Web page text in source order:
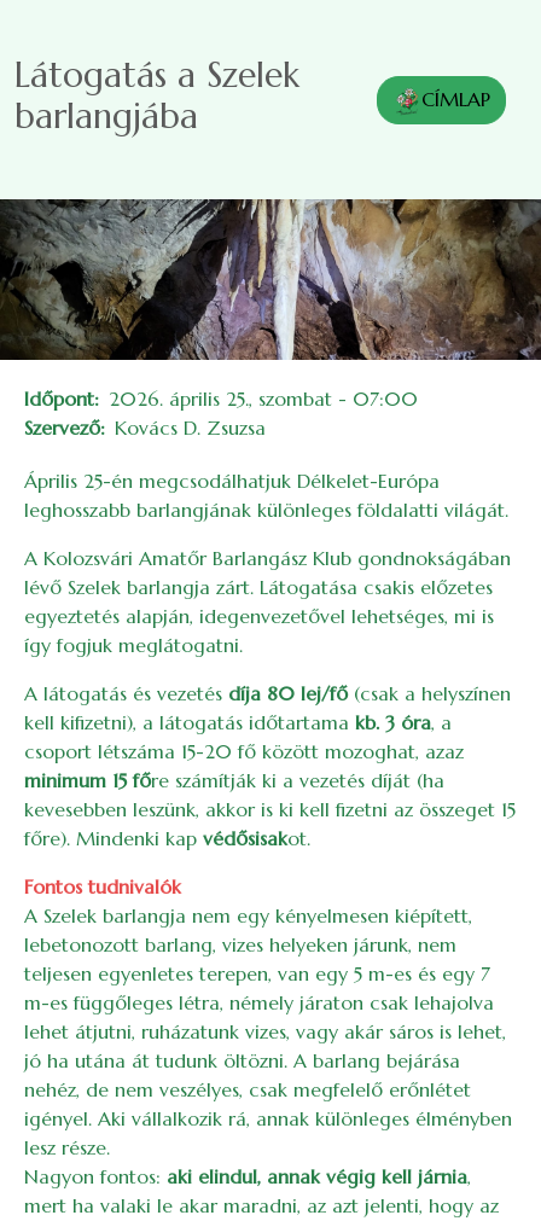
Látogatás a Szelek
barlangjába
CÍMLAP
Időpont
2026. április 25., szombat - 07:00
Szervező
Kovács D. Zsuzsa
Április 25-én megcsodálhatjuk Délkelet-Európa
leghosszabb barlangjának különleges földalatti világát.
A Kolozsvári Amatőr Barlangász Klub gondnokságában
lévő Szelek barlangja zárt. Látogatása csakis előzetes
egyeztetés alapján, idegenvezetővel lehetséges, mi is
így fogjuk meglátogatni.
A látogatás és vezetés díja 80 lej/fő (csak a helyszínen
kell kifizetni), a látogatás időtartama kb. 3 óra, a
csoport létszáma 15-20 fő között mozoghat, azaz
minimum 15 főre számítják ki a vezetés díját (ha
kevesebben leszünk, akkor is ki kell fizetni az összeget 15
főre). Mindenki kap védősisakot.
Fontos tudnivalók
A Szelek barlangja nem egy kényelmesen kiépített,
lebetonozott barlang, vizes helyeken járunk, nem
teljesen egyenletes terepen, van egy 5 m-es és egy 7
m-es függőleges létra, némely járaton csak lehajolva
lehet átjutni, ruházatunk vizes, vagy akár sáros is lehet,
jó ha utána át tudunk öltözni. A barlang bejárása
nehéz, de nem veszélyes, csak megfelelő erőnlétet
igényel. Aki vállalkozik rá, annak különleges élményben
lesz része.
Nagyon fontos: aki elindul, annak végig kell járnia,
mert ha valaki le akar maradni, az azt jelenti, hogy az